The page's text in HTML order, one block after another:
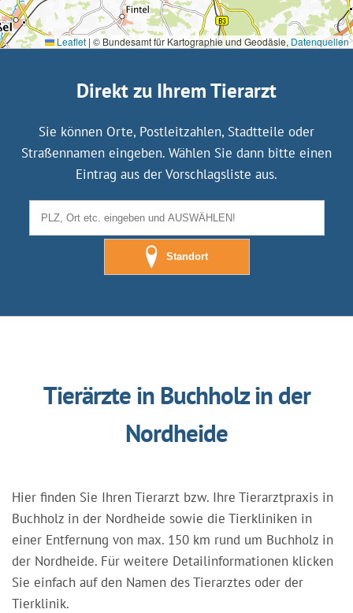
Leaflet | © Bundesamt für Kartographie und Geodäsie, Datenquellen
Direkt zu Ihrem Tierarzt
Sie können Orte, Postleitzahlen, Stadtteile oder
Straßennamen eingeben. Wählen Sie dann bitte einen
Eintrag aus der Vorschlagsliste aus.
Standort
Tierärzte in Buchholz in der
Nordheide
Hier finden Sie Ihren Tierarzt bzw. Ihre Tierarztpraxis in
Buchholz in der Nordheide sowie die Tierkliniken in
einer Entfernung von max. 150 km rund um Buchholz in
der Nordheide. Für weitere Detailinformationen klicken
Sie einfach auf den Namen des Tierarztes oder der
Tierklinik.